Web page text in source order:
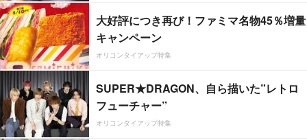
大好評につき再び！ファミマ名物45％増量
キャンペーン
オリコンタイアップ特集
SUPER★DRAGON、自ら描いた”レトロ
フューチャー”
オリコンタイアップ特集